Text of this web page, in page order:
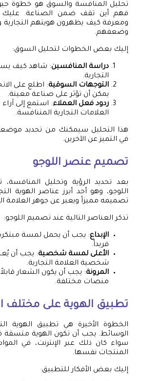
تحليل المنافسة والسوق هو خطوة
فهم أين تقف ضمن الصناعة. عليك
ومعرفة كيف يظهرون هويتهم
وضعفهم.
إليك بعض الخطوات لتحليل السوق:
دراسة المنافسين: شاهد كيف
التجارية.
التوجهات السوقية: اطلع على
يمكن أن تؤثر على صناعة معينة.
ردود فعل العملاء: استمع إلى
العلامات التجارية المتنافسة.
هذا التحليل سيمكنك من تحديد
في التميز عن الآخرين.
تصميم عنصر اللوجو
بعد تحديد الرؤية وتحليل
اللوجو، وهو أحد أبرز عناصر الهوية
تصميمه مميزاً ويعبر عن جوهر العلامة
تذكر العناصر التالية عند تصميم اللوجو:
الإبداع: يجب أن يحمل لمسة
فريداً.
الأعلى لمسة شخصية: يجب أن
شخصية العلامة التجارية.
المرونة: يجب أن يكون الشعار
منصات مختلفة.
تطبيق الهوية على مختلف
الخطوة الأخيرة هي تطبيق الهوية
الوسائط. يجب أن تكون الهوية
سواء كان ذلك عبر الإنترنت، في
المنتجات نفسها.
إليك بعض الأفكار للتطبيق: